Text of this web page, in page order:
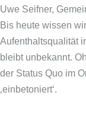
Uwe Seifner,
Bis heute wissen
Aufenthaltsqualität
bleibt unbekannt.
der Status Quo im
‚einbetoniert‘.